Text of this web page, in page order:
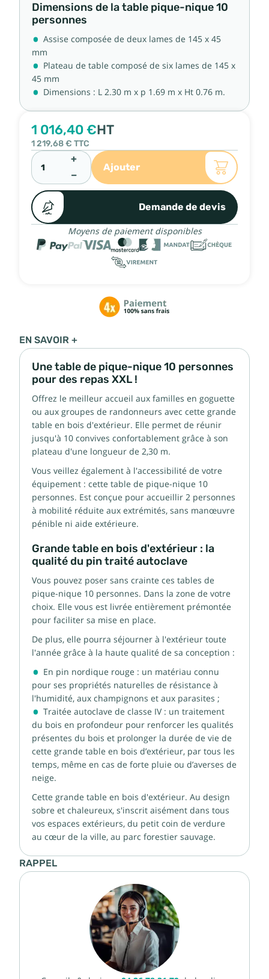
Dimensions de la table pique-nique 10
personnes
Assise composée de deux lames de 145 x 45
mm
Plateau de table composé de six lames de 145 x
45 mm
Dimensions : L 2.30 m x p 1.69 m x Ht 0.76 m.
1 016,40 €HT
1 219,68 € TTC
+
−
Ajouter
Demande de devis
Moyens de paiement disponibles
EN SAVOIR +
Une table de pique-nique 10 personnes
pour des repas XXL !
Offrez le meilleur accueil aux familles en goguette
ou aux groupes de randonneurs avec cette grande
table en bois d'extérieur. Elle permet de réunir
jusqu'à 10 convives confortablement grâce à son
plateau d'une longueur de 2,30 m.
Vous veillez également à l'accessibilité de votre
équipement : cette table de pique-nique 10
personnes. Est conçue pour accueillir 2 personnes
à mobilité réduite aux extrémités, sans manœuvre
pénible ni aide extérieure.
Grande table en bois d'extérieur : la
qualité du pin traité autoclave
Vous pouvez poser sans crainte ces tables de
pique-nique 10 personnes. Dans la zone de votre
choix. Elle vous est livrée entièrement prémontée
pour faciliter sa mise en place.
De plus, elle pourra séjourner à l'extérieur toute
l'année grâce à la haute qualité de sa conception :
En pin nordique rouge : un matériau connu
pour ses propriétés naturelles de résistance à
l'humidité, aux champignons et aux parasites ;
Traitée autoclave de classe IV : un traitement
du bois en profondeur pour renforcer les qualités
présentes du bois et prolonger la durée de vie de
cette grande table en bois d’extérieur, par tous les
temps, même en cas de forte pluie ou d’averses de
neige.
Cette grande table en bois d'extérieur. Au design
sobre et chaleureux, s'inscrit aisément dans tous
vos espaces extérieurs, du petit coin de verdure
au cœur de la ville, au parc forestier sauvage.
RAPPEL